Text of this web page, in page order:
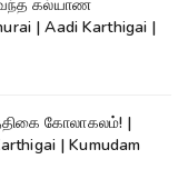
கல்யாண
| Aadi Karthigai |
கோலாகலம்! |
| Kumudam